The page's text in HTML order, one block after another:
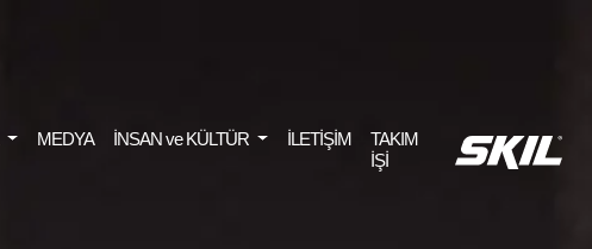
MEDYA İNSAN ve KÜLTÜR İLETİŞİM
TAKIM
İŞİ